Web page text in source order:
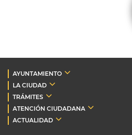
AYUNTAMIENTO
LA CIUDAD
TRÁMITES
ATENCIÓN CIUDADANA
ACTUALIDAD